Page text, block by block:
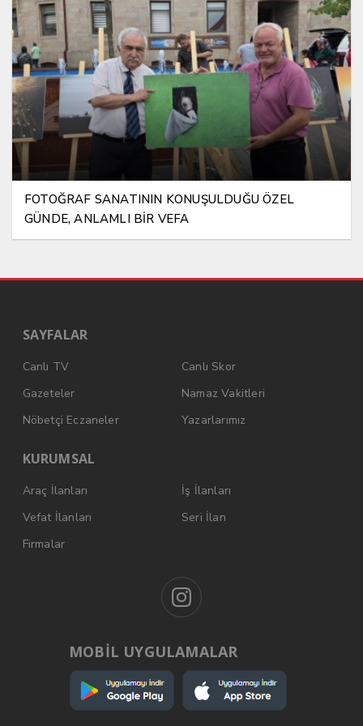
FOTOĞRAF SANATININ KONUŞULDUĞU ÖZEL
GÜNDE, ANLAMLI BİR VEFA
SAYFALAR
Canlı TV
Canlı Skor
Gazeteler
Namaz Vakitleri
Nöbetçi Eczaneler
Yazarlarımız
KURUMSAL
Araç İlanları
İş İlanları
Vefat İlanları
Seri İlan
Firmalar
MOBİL UYGULAMALAR